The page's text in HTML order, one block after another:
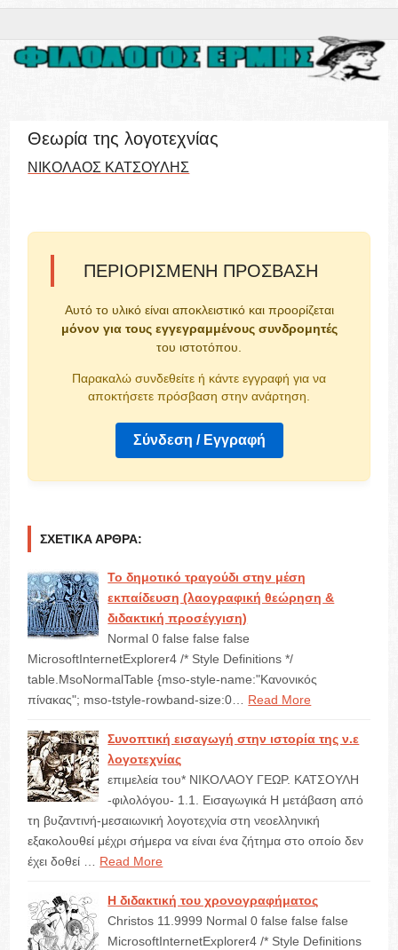
Θεωρία της λογοτεχνίας
ΝΙΚΟΛΑΟΣ ΚΑΤΣΟΥΛΗΣ
ΠΕΡΙΟΡΙΣΜΈΝΗ ΠΡΌΣΒΑΣΗ
Αυτό το υλικό είναι αποκλειστικό και προορίζεται
μόνον για τους εγγεγραμμένους συνδρομητές
του ιστοτόπου.
Παρακαλώ συνδεθείτε ή κάντε εγγραφή για να
αποκτήσετε πρόσβαση στην ανάρτηση.
Σύνδεση / Εγγραφή
ΣΧΕΤΙΚΆ ΆΡΘΡΑ:
Το δημοτικό τραγούδι στην μέση
εκπαίδευση (λαογραφική θεώρηση &
διδακτική προσέγγιση)
Normal 0 false false false
MicrosoftInternetExplorer4 /* Style Definitions */
table.MsoNormalTable {mso-style-name:"Κανονικός
πίνακας"; mso-tstyle-rowband-size:0…
Read More
Συνοπτική εισαγωγή στην ιστορία της ν.ε
λογοτεχνίας
επιμελεία του* ΝΙΚΟΛΑΟΥ ΓΕΩΡ. ΚΑΤΣΟΥΛΗ
-φιλολόγου- 1.1. Εισαγωγικά Η μετάβαση από
τη βυζαντινή-μεσαιωνική λογοτεχνία στη νεοελληνική
εξακολουθεί μέχρι σήμερα να είναι ένα ζήτημα στο οποίο δεν
έχει δοθεί …
Read More
Η διδακτική του χρονογραφήματος
Christos 11.9999 Normal 0 false false false
MicrosoftInternetExplorer4 /* Style Definitions